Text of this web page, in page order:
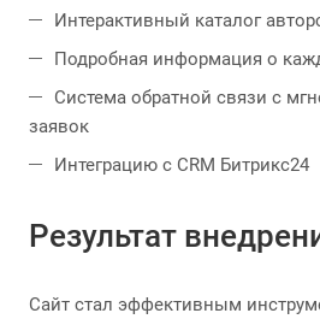
Интерактивный каталог
Подробная информация о
Система обратной связи с
заявок
Интеграцию с CRM Битрикс24
Результат
Сайт стал эффективным